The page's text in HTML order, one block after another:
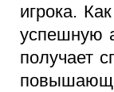
игрока.
успешную
получает